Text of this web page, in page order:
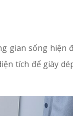
gian sống hiện
tích để giày